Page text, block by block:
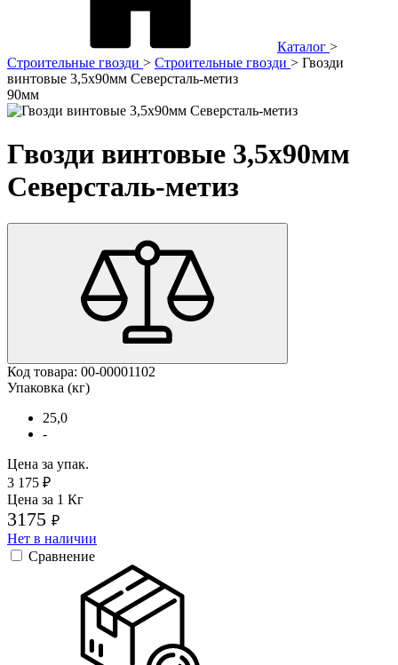
Каталог >
Строительные гвозди > Строительные гвозди > Гвозди
винтовые 3,5х90мм Северсталь-метиз
90мм
Гвозди винтовые 3,5х90мм
Северсталь-метиз
Код товара: 00-00001102
Упаковка (кг)
25,0
-
Цена за упак.
3 175 ₽
Цена за 1 Кг
3175 ₽
Нет в наличии
Сравнение